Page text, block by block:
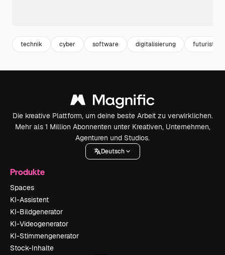
technik cyber software digitalisierung
Die kreative Plattform, um deine beste Arbeit zu verwirklichen.
Mehr als 1 Million Abonnenten unter Kreativen, Unternehmen,
Agenturen und Studios.
Deutsch
Produkte
Spaces
KI-Assistent
KI-Bildgenerator
KI-Videogenerator
KI-Stimmengenerator
Stock-Inhalte